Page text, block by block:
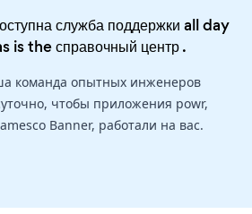
служба поддержки all day
is theсправочный центр.
команда опытных инженеров
чтобы приложения powr,
Banner, работали на вас.